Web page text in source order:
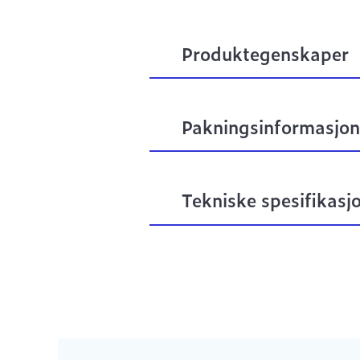
Produktegenskaper
Pakningsinformasjon
Tekniske